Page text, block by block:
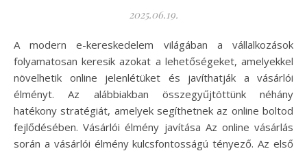
2025.06.19.
A modern e-kereskedelem világában a vállalkozások
folyamatosan keresik azokat a lehetőségeket, amelyekkel
növelhetik online jelenlétüket és javíthatják a vásárlói
élményt. Az alábbiakban összegyűjtöttünk néhány
hatékony stratégiát, amelyek segíthetnek az online boltod
fejlődésében. Vásárlói élmény javítása Az online vásárlás
során a vásárlói élmény kulcsfontosságú tényező. Az első